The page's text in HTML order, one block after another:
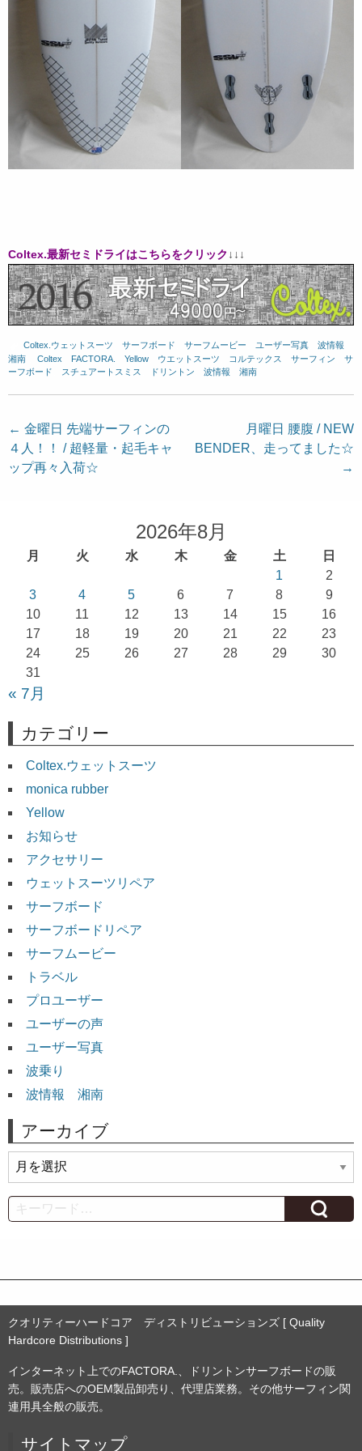
Coltex.最新セミドライはこちらをクリック↓↓↓
Coltex.ウェットスーツ サーフボード サーフムービー ユーザー写真
波情報
湘南
Coltex FACTORA. Yellow ウエットスーツ コルテックス サーフィン
サ
ーフボード
スチュアートスミス ドリントン 波情報 湘南
投
稿
ナ
← 金曜日 先端サーフィンの
４人！！ / 超軽量・起毛キャ
ップ再々入荷☆
月曜日 腰腹 / NEW
BENDER、走ってました☆
→
2026年8月
月 火 水 木 金 土
日
1
2
3
4 5 6 7 8
9
10
11 12 13 14 15
16
17
18 19 20 21 22
23
24
25 26 27 28 29
30
31
« 7月
カテゴリー
Coltex.ウェットスーツ
monica rubber
Yellow
お知らせ
アクセサリー
ウェットスーツリペア
サーフボード
サーフボードリペア
サーフムービー
トラベル
プロユーザー
ユーザーの声
ユーザー写真
波乗り
波情報 湘南
アーカイブ
ー
カ
イ
Search
クオリティーハードコア ディストリビューションズ [ Quality
Hardcore Distributions ]
インターネット上でのFACTORA.、ドリントンサーフボードの販
売。販売店へのOEM製品卸売り、代理店業務。その他サーフィン関
連用具全般の販売。
サイトマップ